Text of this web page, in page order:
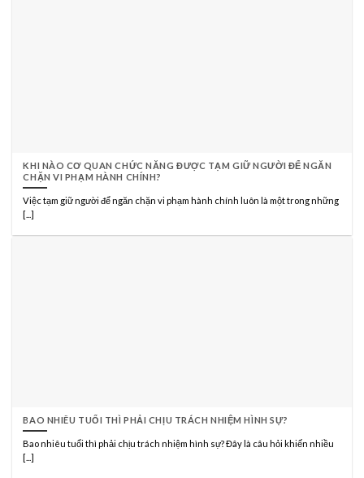
KHI NÀO CƠ QUAN CHỨC NĂNG ĐƯỢC TẠM GIỮ NGƯỜI ĐỂ NGĂN
CHẶN VI PHẠM HÀNH CHÍNH?
Việc tạm giữ người để ngăn chặn vi phạm hành chính luôn là một trong những
[...]
BAO NHIÊU TUỔI THÌ PHẢI CHỊU TRÁCH NHIỆM HÌNH SỰ?
Bao nhiêu tuổi thì phải chịu trách nhiệm hình sự? Đây là câu hỏi khiến nhiều
[...]